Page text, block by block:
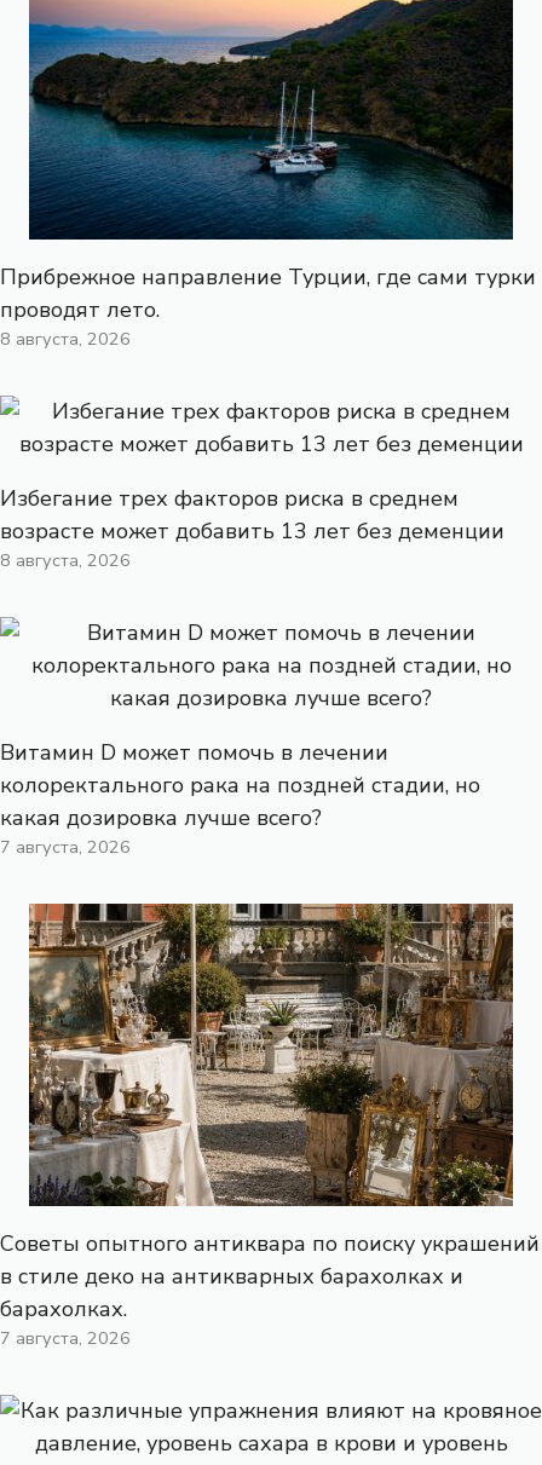
Прибрежное направление Турции, где сами турки
проводят лето.
8 августа, 2026
Избегание трех факторов риска в среднем
возрасте может добавить 13 лет без деменции
8 августа, 2026
Витамин D может помочь в лечении
колоректального рака на поздней стадии, но
какая дозировка лучше всего?
7 августа, 2026
Советы опытного антиквара по поиску украшений
в стиле деко на антикварных барахолках и
барахолках.
7 августа, 2026